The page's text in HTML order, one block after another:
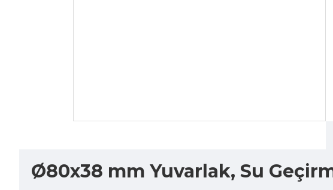
Ø80x38 mm Yuvarlak, Su